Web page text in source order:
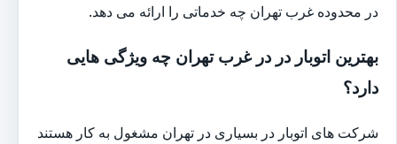
در محدوده غرب تهران چه خدماتی را ارائه می دهد.
بهترین اتوبار در در غرب تهران چه ویژگی هایی
دارد؟
شرکت های اتوبار در بسیاری در تهران مشغول به کار هستند